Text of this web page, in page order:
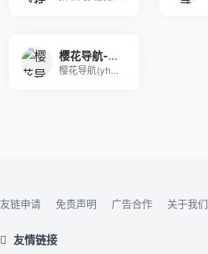
樱花导航-梦开始的地方-你的梦中情站
樱花导航(yhdh.cn)是专业网址导航平台，免
友链申请 · 免责声明 · 广告合作 · 关于我们
友情链接